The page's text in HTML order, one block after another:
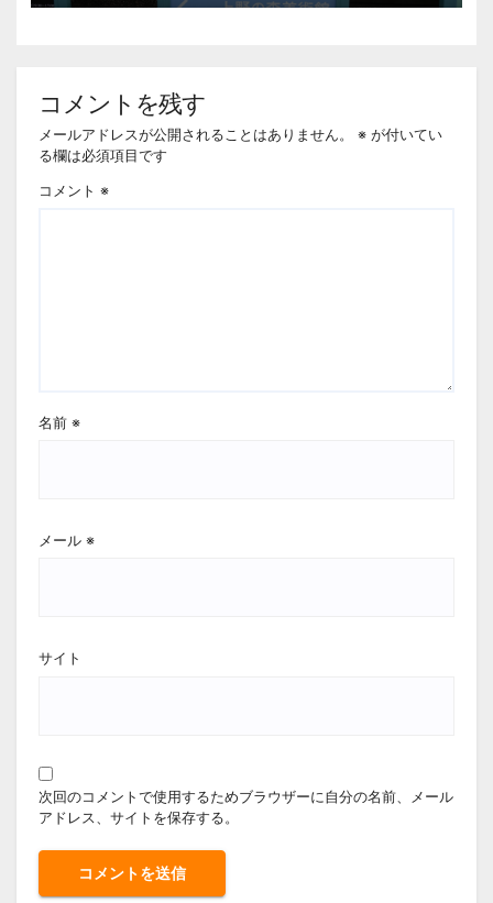
コメントを残す
メールアドレスが公開されることはありません。 ※ が付いてい
る欄は必須項目です
コメント ※
名前 ※
メール ※
サイト
次回のコメントで使用するためブラウザーに自分の名前、メール
アドレス、サイトを保存する。